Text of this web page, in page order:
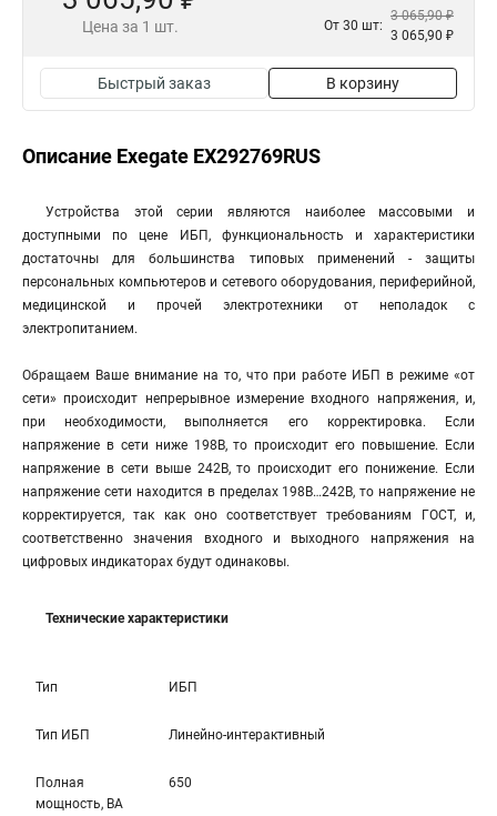
Цена за 1 шт. От 30 шт:
3 065,90 ₽
3 065,90 ₽
Быстрый заказ В корзину
Описание Exegate EX292769RUS
Устройства этой серии являются наиболее массовыми и
доступными по цене ИБП, функциональность и характеристики
достаточны для большинства типовых применений - защиты
персональных компьютеров и сетевого оборудования, периферийной,
медицинской и прочей электротехники от неполадок с
электропитанием.
Обращаем Ваше внимание на то, что при работе ИБП в режиме «от
сети» происходит непрерывное измерение входного напряжения, и,
при необходимости, выполняется его корректировка. Если
напряжение в сети ниже 198В, то происходит его повышение. Если
напряжение в сети выше 242В, то происходит его понижение. Если
напряжение сети находится в пределах 198В…242В, то напряжение не
корректируется, так как оно соответствует требованиям ГОСТ, и,
соответственно значения входного и выходного напряжения на
цифровых индикаторах будут одинаковы.
Технические характеристики
Тип ИБП
Тип ИБП Линейно-интерактивный
Полная
мощность, ВА
650